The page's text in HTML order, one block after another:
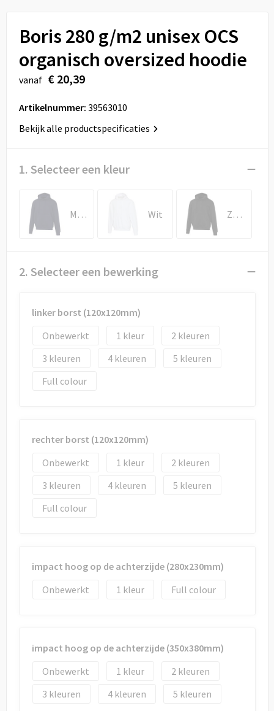
Veiligheid, Auto en Fiets
Vrije tijd en Strand
Aanstekers
Rugzakken
Schoenentassen
Sporttassen
Autotassen
Draagtassen
Papieren tassen
Strandtassen
Boris 280 g/m2 unisex OCS
organisch oversized hoodie
vanaf € 20,39
Artikelnummer: 39563010
Bekijk alle productspecificaties
1. Selecteer een kleur
Marineblauw Wit Zwart
2. Selecteer een bewerking
linker borst (120x120mm)
Onbewerkt
1
2
3
4
5
Full colour
rechter borst (120x120mm)
Onbewerkt
1
2
3
4
5
Full colour
impact hoog op de achterzijde (280x230mm)
Onbewerkt
1 Full colour
impact hoog op de achterzijde (350x380mm)
Onbewerkt
1
2
3
4 5